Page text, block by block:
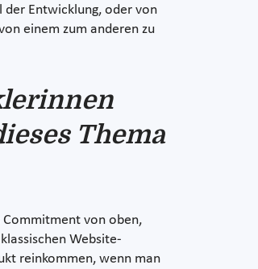
der Entwicklung, oder von
einem zum anderen zu
Thema
Commitment von oben,
Website-
reinkommen, wenn man